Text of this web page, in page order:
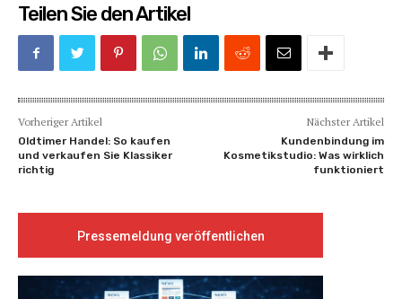
Teilen Sie den Artikel
Vorheriger Artikel
Oldtimer Handel: So kaufen
und verkaufen Sie Klassiker
richtig
Nächster Artikel
Kundenbindung im
Kosmetikstudio: Was wirklich
funktioniert
Pressemeldung veröffentlichen